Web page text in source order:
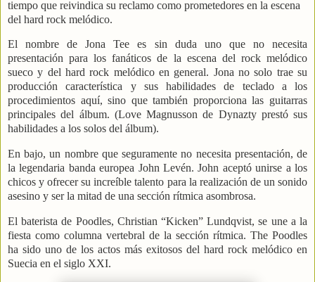
tiempo que reivindica su reclamo como prometedores en la escena
del hard rock melódico.
El nombre de Jona Tee es sin duda uno que no necesita
presentación para los fanáticos de la escena del rock melódico
sueco y del hard rock melódico en general. Jona no solo trae su
producción característica y sus habilidades de teclado a los
procedimientos aquí, sino que también proporciona las guitarras
principales del álbum. (Love Magnusson de Dynazty prestó sus
habilidades a los solos del álbum).
En bajo, un nombre que seguramente no necesita presentación, de
la legendaria banda europea John Levén. John aceptó unirse a los
chicos y ofrecer su increíble talento para la realización de un sonido
asesino y ser la mitad de una sección rítmica asombrosa.
El baterista de Poodles, Christian “Kicken” Lundqvist, se une a la
fiesta como columna vertebral de la sección rítmica. The Poodles
ha sido uno de los actos más exitosos del hard rock melódico en
Suecia en el siglo XXI.